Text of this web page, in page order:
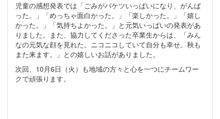
児童の感想発表では「ごみがバケツいっぱいになり、がんば
った。」「めっちゃ面白かった。」「楽しかった。」「嬉し
かった。」「気持ちよかった。」と元気いっぱいの発表があ
りました。また、協力してくださった卒業生からは、「みん
なの元気な顔を見れた。ニコニコしていて自分も幸せ。秋も
また来ます。」との嬉しいお話がありました。
次回、10月6日（火）も地域の方々と心を一つにチームワー
クで頑張ります。